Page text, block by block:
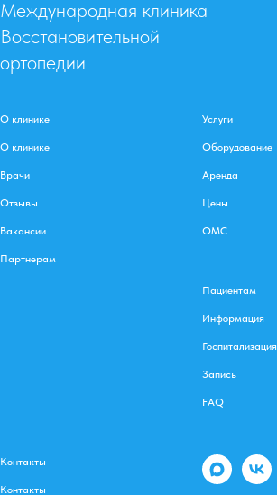
Международная клиника
Восстановительной
ортопедии
О клинике
О клинике
Врачи
Отзывы
Вакансии
Партнерам
Услуги
Оборудование
Аренда
Цены
ОМС
Пациентам
Информация
Госпитализация
Запись
FAQ
Контакты
Контакты